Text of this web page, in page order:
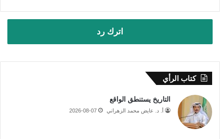
اترك رد
كتاب الرأي
التاريخ يستنطق الواقع
أ. د. عايض محمد الزهراني 2026-08-07